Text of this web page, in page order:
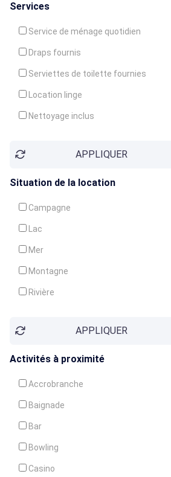
Services
Service de ménage quotidien
Draps fournis
Serviettes de toilette fournies
Location linge
Nettoyage inclus
Garde d'enfants
Crèche
APPLIQUER
Situation de la location
Campagne
Lac
Mer
Montagne
Rivière
APPLIQUER
Activités à proximité
Accrobranche
Baignade
Bar
Bowling
Casino